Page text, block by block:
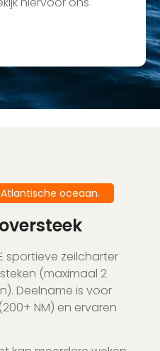
oceaan.
sportieve zeilcharter
(maximaal 2
Deelname is voor
NM) en ervaren